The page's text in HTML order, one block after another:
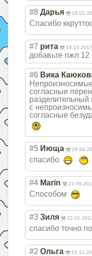
#8 Дарья
Спасибо
#7 рита
добавьте пжл 12
#6 Вика
согласные
разделительный
с
согласные
#5 Июща
спасибо
#4 Marin
Способом
#3 Зиля
спасибо точно
#2 Ольга